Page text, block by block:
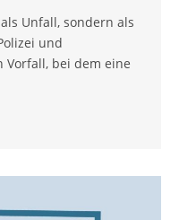
Unfall, sondern als
und
Vorfall, bei dem eine